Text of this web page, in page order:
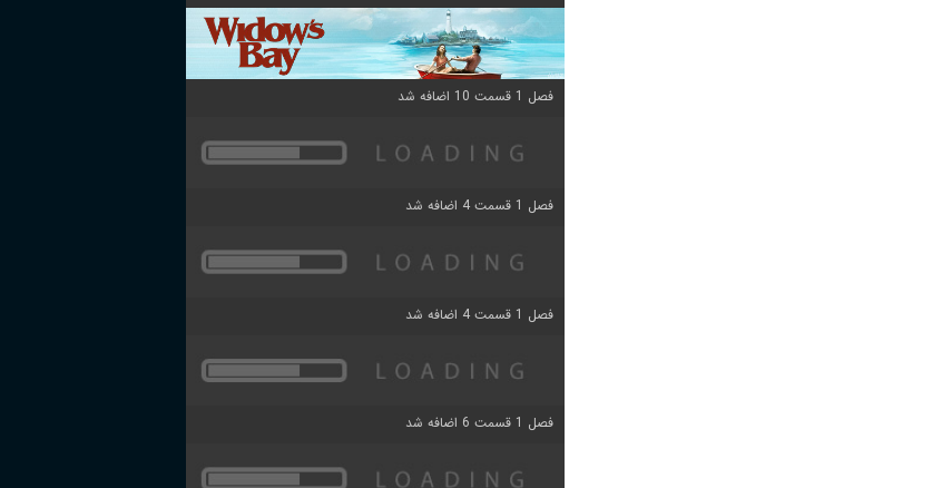
فصل 1 قسمت 10 اضافه شد
فصل 1 قسمت 4 اضافه شد
فصل 1 قسمت 4 اضافه شد
فصل 1 قسمت 6 اضافه شد